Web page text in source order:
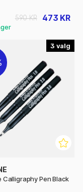
473 KR
590 KR
3
Calligraphy Pen Black